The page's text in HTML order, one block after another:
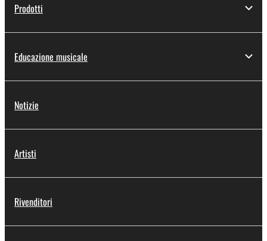
Prodotti
Educazione musicale
Notizie
Artisti
Rivenditori